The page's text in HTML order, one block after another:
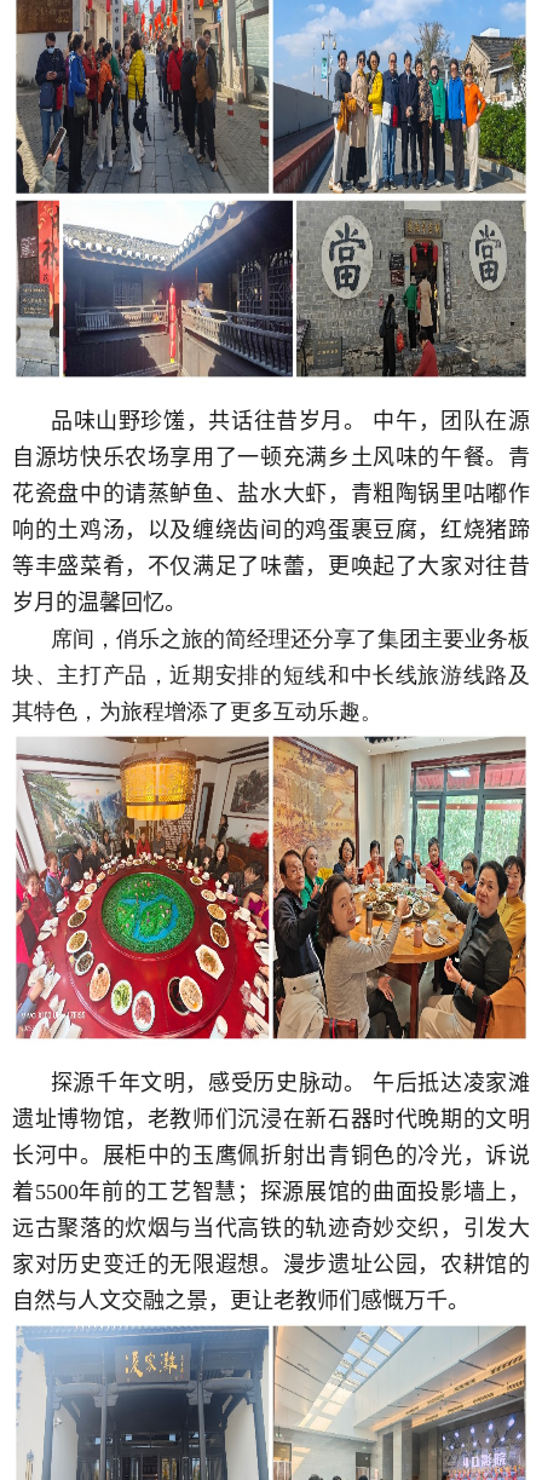
品味山野珍馐，共话往昔岁月。 中午，团队在源
自源坊快乐农场享用了一顿充满乡土风味的午餐。青
花瓷盘中的请蒸鲈鱼、盐水大虾，青粗陶锅里咕嘟作
响的土鸡汤，以及缠绕齿间的鸡蛋裹豆腐，红烧猪蹄
等丰盛菜肴，不仅满足了味蕾，更唤起了大家对往昔
岁月的温馨回忆。
席间，俏乐之旅的简经理还分享了集团主要业务板
块、主打产品，近期安排的短线和中长线旅游线路及
其特色，为旅程增添了更多互动乐趣。
探源千年文明，感受历史脉动。 午后抵达凌家滩
遗址博物馆，老教师们沉浸在新石器时代晚期的文明
长河中。展柜中的玉鹰佩折射出青铜色的冷光，诉说
着5500年前的工艺智慧；探源展馆的曲面投影墙上，
远古聚落的炊烟与当代高铁的轨迹奇妙交织，引发大
家对历史变迁的无限遐想。漫步遗址公园，农耕馆的
自然与人文交融之景，更让老教师们感慨万千。